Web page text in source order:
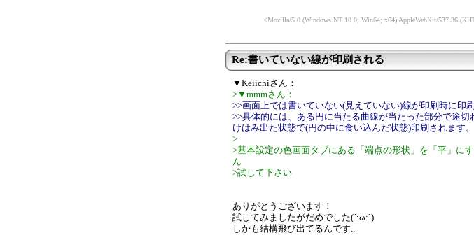
<Mozilla/5.0 (Windows NT 10.0; Win64; x64) AppleWebKit/537.36
Re:書いていない線が印刷される
▼Keiichiさん：
>▼mmmさん：
>>画面上では書いていない(見えていない)線が印刷時に印刷
>>具体的には、ある円に当たる曲線が当たった部分で途
けはみ出た状態で(円の中に食い込んだ状態)印刷されます。
>
>基本設定の色画面タブにある「端点の形状」を「平」に
ん
>試して下さい
ありがとうございます！
試してみましたがだめでした(´:ω:`)
しかも結構飛び出てるんです..